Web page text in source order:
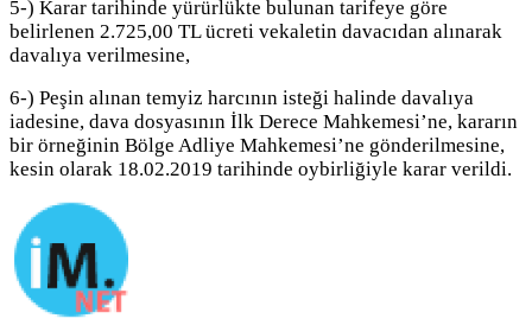
5-) Karar tarihinde yürürlükte bulunan tarifeye göre
belirlenen 2.725,00 TL ücreti vekaletin davacıdan alınarak
davalıya verilmesine,
6-) Peşin alınan temyiz harcının isteği halinde davalıya
iadesine, dava dosyasının İlk Derece Mahkemesi’ne, kararın
bir örneğinin Bölge Adliye Mahkemesi’ne gönderilmesine,
kesin olarak 18.02.2019 tarihinde oybirliğiyle karar verildi.